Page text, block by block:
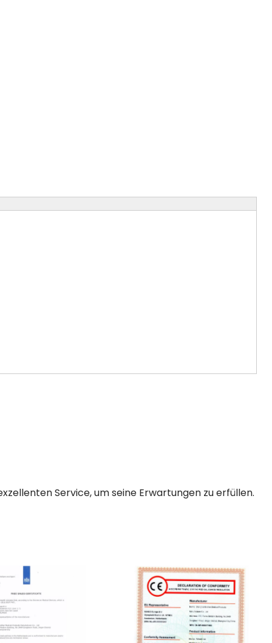
Service, um seine Erwartungen zu erfüllen.